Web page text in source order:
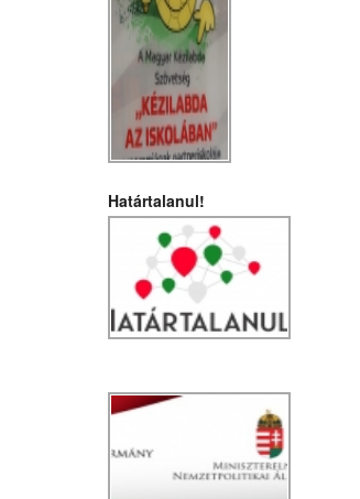
Határtalanul!